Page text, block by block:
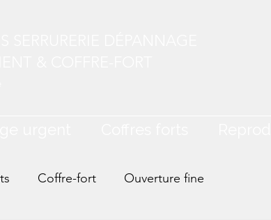
Coffre-fort Ouverture fine